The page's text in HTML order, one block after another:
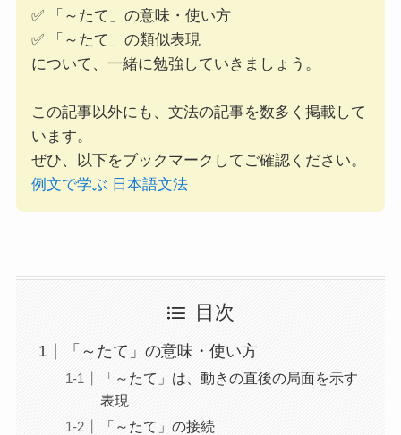
✅ 「～たて」の意味・使い方
✅ 「～たて」の類似表現
について、一緒に勉強していきましょう。
この記事以外にも、文法の記事を数多く掲載して
います。
ぜひ、以下をブックマークしてご確認ください。
例文で学ぶ 日本語文法
目次
「～たて」の意味・使い方
「～たて」は、動きの直後の局面を示す
表現
「～たて」の接続